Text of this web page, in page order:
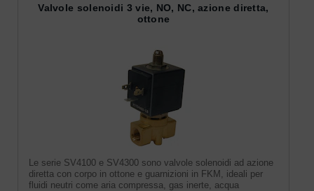
Valvole solenoidi 3 vie, NO, NC, azione diretta,
ottone
Le serie SV4100 e SV4300 sono valvole solenoidi ad azione
diretta con corpo in ottone e guarnizioni in FKM, ideali per
fluidi neutri come aria compressa, gas inerte, acqua